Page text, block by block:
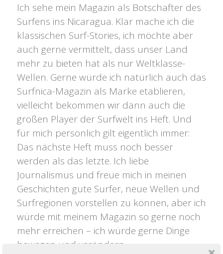
Ich sehe mein Magazin als Botschafter des
Surfens ins Nicaragua. Klar mache ich die
klassischen Surf-Stories, ich möchte aber
auch gerne vermittelt, dass unser Land
mehr zu bieten hat als nur Weltklasse-
Wellen. Gerne würde ich natürlich auch das
Surfnica-Magazin als Marke etablieren,
vielleicht bekommen wir dann auch die
großen Player der Surfwelt ins Heft. Und
für mich persönlich gilt eigentlich immer:
Das nächste Heft muss noch besser
werden als das letzte. Ich liebe
Journalismus und freue mich in meinen
Geschichten gute Surfer, neue Wellen und
Surfregionen vorstellen zu können, aber ich
würde mit meinem Magazin so gerne noch
mehr erreichen – ich würde gerne Dinge
bewegen und verändern.